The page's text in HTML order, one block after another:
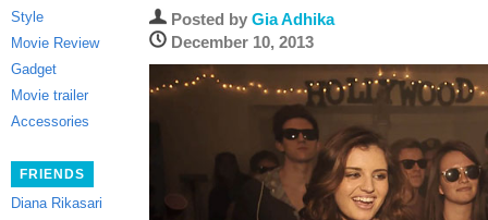
Style
Movie Review
Gadget
Movie trailer
Accessories
FRIENDS
Diana Rikasari
Posted by Gia Adhika
December 10, 2013